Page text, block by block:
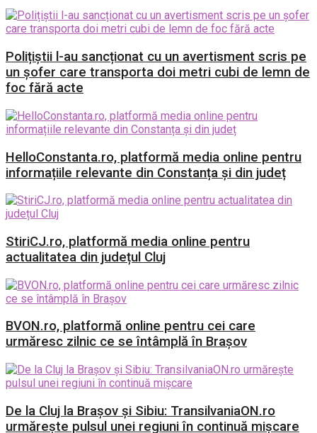
Polițiștii l-au sancționat cu un avertisment scris pe
un șofer care transporta doi metri cubi de lemn de
foc fără acte
HelloConstanta.ro, platformă media online pentru
informațiile relevante din Constanța și din județ
StiriCJ.ro, platformă media online pentru
actualitatea din județul Cluj
BVON.ro, platformă online pentru cei care
urmăresc zilnic ce se întâmplă în Brașov
De la Cluj la Brașov și Sibiu: TransilvaniaON.ro
urmărește pulsul unei regiuni în continuă mișcare